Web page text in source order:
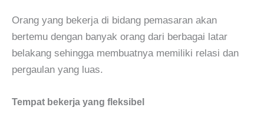
Orang yang bekerja di bidang pemasaran akan
bertemu dengan banyak orang dari berbagai latar
belakang sehingga membuatnya memiliki relasi dan
pergaulan yang luas.
Tempat bekerja yang fleksibel